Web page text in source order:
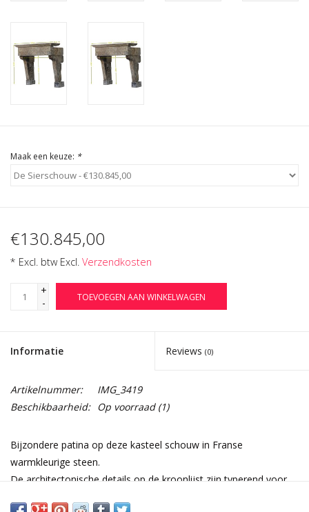
Maak een keuze: *
€130.845,00
* Excl. btw Excl. Verzendkosten
+
-
TOEVOEGEN AAN WINKELWAGEN
Informatie Reviews (0)
Artikelnummer:
IMG_3419
Beschikbaarheid: Op voorraad(1)
Bijzondere patina op deze kasteel schouw in Franse
warmkleurige steen.
De architectonische details op de kroonlijst zijn typerend voor